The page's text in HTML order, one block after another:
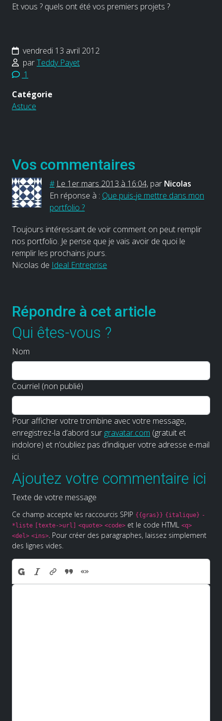
Et vous ? quels ont été vos premiers projets ?
vendredi 13 avril 2012
parTeddy Payet
1
Catégorie
Astuce
Vos commentaires
# Le 1er mars 2013 à 16:04, par Nicolas
En réponse à : Que puis-je mettre dans mon
portfolio ?
Toujours intéressant de voir comment on peut remplir
nos portfolio. Je pense que je vais avoir de quoi le
remplir les prochains jours.
Nicolas de Ideal Entreprise
Répondre à cet article
Qui êtes-vous ?
Nom
Courriel (non publié)
Pour afficher votre trombine avec votre message,
enregistrez-la d’abord sur gravatar.com (gratuit et
indolore) et n’oubliez pas d’indiquer votre adresse e-mail
ici.
Ajoutez votre commentaire ici
Texte de votre message
Ce champ accepte les raccourcis SPIP {{gras}} {italique} -
*liste [texte->url] <quote> <code> et le code HTML <q>
<del> <ins>. Pour créer des paragraphes, laissez simplement
des lignes vides.